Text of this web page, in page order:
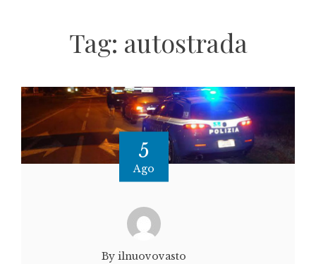
Tag: autostrada
5
Ago
By ilnuovovasto